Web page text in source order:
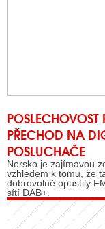
PŘECHOD NA
POSLUCHAČE
Norsko je zajímavou
vzhledem k tomu, že
dobrovolně opustily
sítí DAB+.